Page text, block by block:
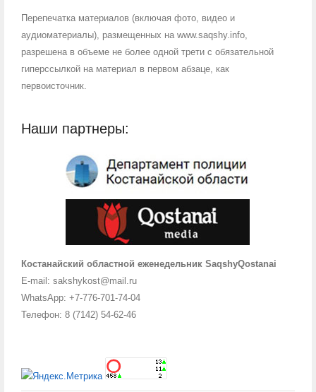
Перепечатка материалов (включая фото, видео и
аудиоматериалы), размещенных на www.saqshy.info,
разрешена в объеме не более одной трети с обязательной
гиперссылкой на материал в первом абзаце, как
первоисточник.
Наши партнеры:
Костанайский областной еженедельник SaqshyQostanai
E-mail: sakshykost@mail.ru
WhatsApp: +7-776-701-74-04
Телефон: 8 (7142) 54-62-46